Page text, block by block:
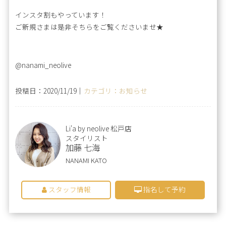
インスタ割もやっています！
ご新規さまは是非そちらをご覧くださいませ★
@nanami_neolive
投稿日：2020/11/19｜ カテゴリ：お知らせ
Li'a by neolive 松戸店
スタイリスト
加藤 七海
NANAMI KATO
スタッフ情報 指名して予約